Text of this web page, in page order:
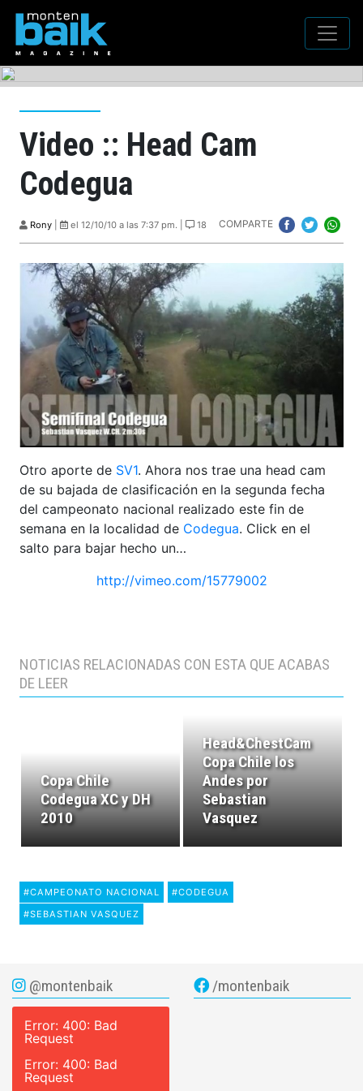
Video :: Head Cam
Codegua
Rony el 12/10/10 a las 7:37 pm. | 18 COMPARTE
Otro aporte de SV1. Ahora nos trae una head cam
de su bajada de clasificación en la segunda fecha
del campeonato nacional realizado este fin de
semana en la localidad de Codegua. Click en el
salto para bajar hecho un…
http://vimeo.com/15779002
NOTICIAS RELACIONADAS CON ESTA QUE ACABAS
DE LEER
Copa Chile
Codegua XC y DH
2010
Head&ChestCam
Copa Chile los
Andes por
Sebastian
Vasquez
#CAMPEONATO NACIONAL
#CODEGUA
#SEBASTIAN VASQUEZ
@montenbaik
Error: 400: Bad
Request
Error: 400: Bad
Request
/montenbaik